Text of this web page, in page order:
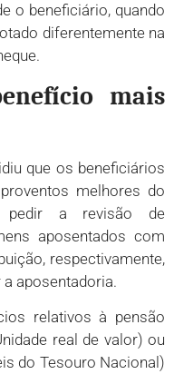
o beneficiário, quando
diferentemente na
mais
que os beneficiários
melhores do
pedir a revisão de
aposentados com
respectivamente,
aposentadoria.
relativos à pensão
real de valor) ou
do Tesouro Nacional)